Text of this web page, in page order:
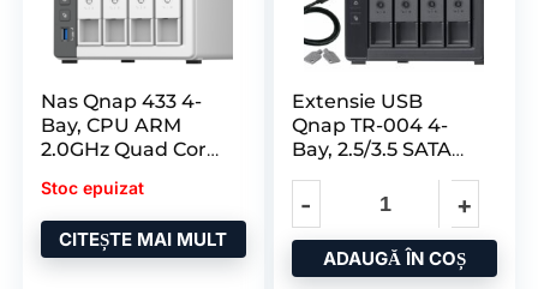
Nas Qnap 433 4-
Bay, CPU ARM
2.0GHz Quad Core,
Stoc epuizat
CITEȘTE MAI MULT
Extensie USB
Qnap TR-004 4-
Bay, 2.5/3.5 SATA
(Compatibile
ADAUGĂ ÎN COȘ